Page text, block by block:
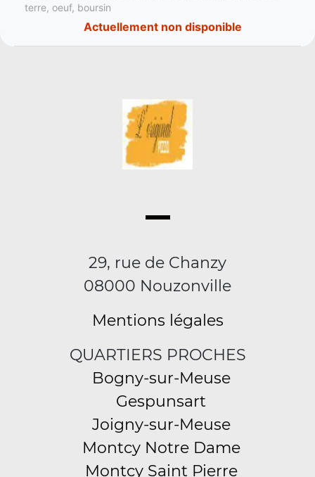
terre, oeuf, boursin
Actuellement non disponible
29, rue de Chanzy
08000 Nouzonville
Mentions légales
QUARTIERS PROCHES
Bogny-sur-Meuse
Gespunsart
Joigny-sur-Meuse
Montcy Notre Dame
Montcy Saint Pierre